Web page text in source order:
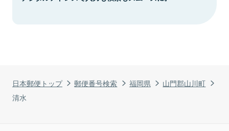
日本郵便トップ 郵便番号検索 福岡県
山門郡山川町
清水